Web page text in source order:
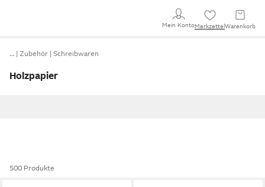
Mein KontoMerkzettel Warenkorb
… Zubehör Schreibwaren
Holzpapier
500 Produkte